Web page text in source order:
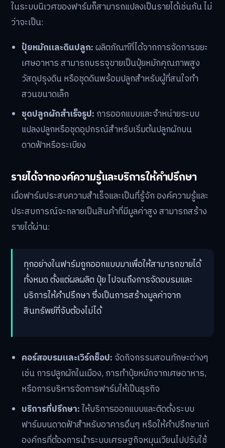
ในระบบนิเวศของฟาร์มก็สามารถแปลงเป็นรายได้เช่นกัน ไม่
ว่าจะเป็น:
ปุ๋ยหมักและดินปลูก:ผลิตภัณฑ์ที่ได้จากการจัดการขยะ
เศษอาหาร สามารถบรรจุขายเป็นปุ๋ยหมักคุณภาพสูง
วัสดุปรุงดิน หรือชุดดินพร้อมปลูกสำหรับผู้ที่สนใจทำ
สวนขนาดเล็ก
ชุดปลูกผักสำเร็จรูป: การออกแบบและจำหน่ายระบบ
แปลงปลูกหรือชุดอุปกรณ์สำหรับเริ่มต้นปลูกผักบน
ดาดฟ้าหรือระเบียง
รายได้จากองค์ความรู้และบริการให้คำปรึกษา
เมื่อฟาร์มประสบความสำเร็จและเป็นที่รู้จัก องค์ความรู้และ
ประสบการณ์จะกลายเป็นสินค้าที่มีมูลค่าสูง สามารถสร้าง
รายได้ผ่าน:
ทุกอย่างในฟาร์มถูกออกแบบมาเพื่อให้สามารถขายได้
ทั้งหมด ตั้งแต่ผลผลิต ปุ๋ย ไปจนถึงการจัดอบรมและ
บริการให้คำปรึกษา ซึ่งเป็นการสร้างมูลค่าจาก
สินทรัพย์ที่จับต้องไม่ได้
คอร์สอบรมและเวิร์กช็อป: จัดกิจกรรมสอนทักษะต่างๆ
เช่น การปลูกผักในเมือง, การทำปุ๋ยหมักจากเศษอาหาร,
หรือการบริหารจัดการฟาร์มให้เป็นธุรกิจ
บริการที่ปรึกษา:ให้บริการออกแบบและติดตั้งระบบ
ฟาร์มบนดาดฟ้าสำหรับอาคารอื่นๆ หรือให้คำปรึกษาแก่
องค์กรที่ต้องการนำระบบเศรษฐกิจหมุนเวียนไปปรับใช้